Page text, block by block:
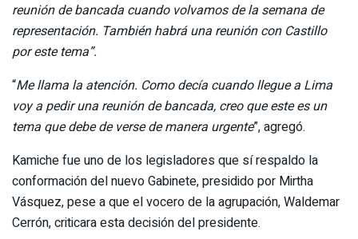
reunión de bancada cuando volvamos de la semana de
representación. También habrá una reunión con Castillo
por este tema”.
“Me llama la atención. Como decía cuando llegue a Lima
voy a pedir una reunión de bancada, creo que este es un
tema que debe de verse de manera urgente”, agregó.
Kamiche fue uno de los legisladores que sí respaldo la
conformación del nuevo Gabinete, presidido por Mirtha
Vásquez, pese a que el vocero de la agrupación, Waldemar
Cerrón, criticara esta decisión del presidente.